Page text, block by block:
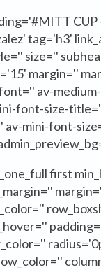
tag='h3'
size=''
margin=''
av-
font-size-
av-mini-font-
first